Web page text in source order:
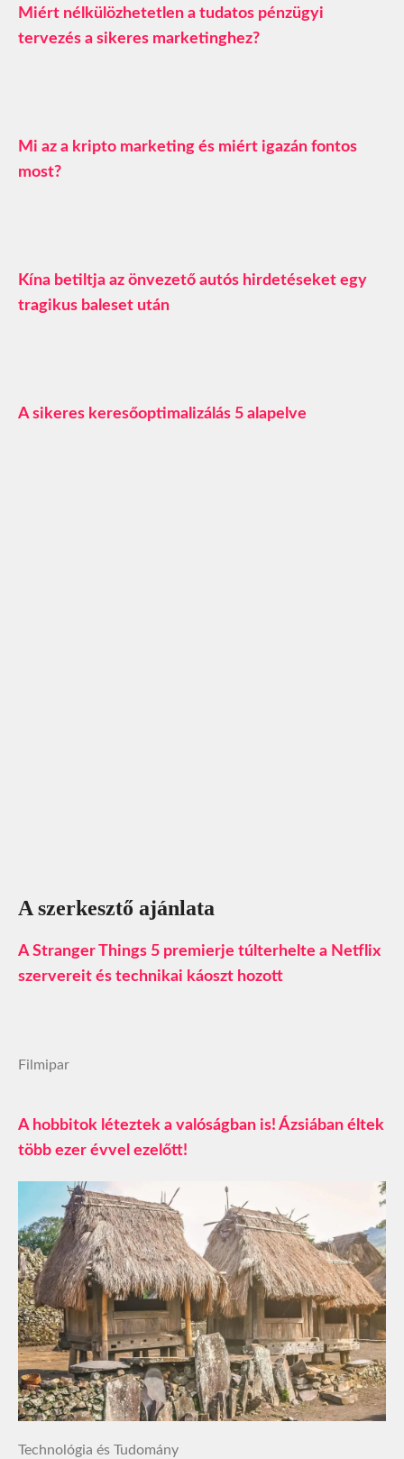
Miért nélkülözhetetlen a tudatos pénzügyi
tervezés a sikeres marketinghez?
Mi az a kripto marketing és miért igazán fontos
most?
Kína betiltja az önvezető autós hirdetéseket egy
tragikus baleset után
A sikeres keresőoptimalizálás 5 alapelve
A szerkesztő ajánlata
A Stranger Things 5 premierje túlterhelte a Netflix
szervereit és technikai káoszt hozott
Filmipar
A hobbitok léteztek a valóságban is! Ázsiában éltek
több ezer évvel ezelőtt!
Technológia és Tudomány